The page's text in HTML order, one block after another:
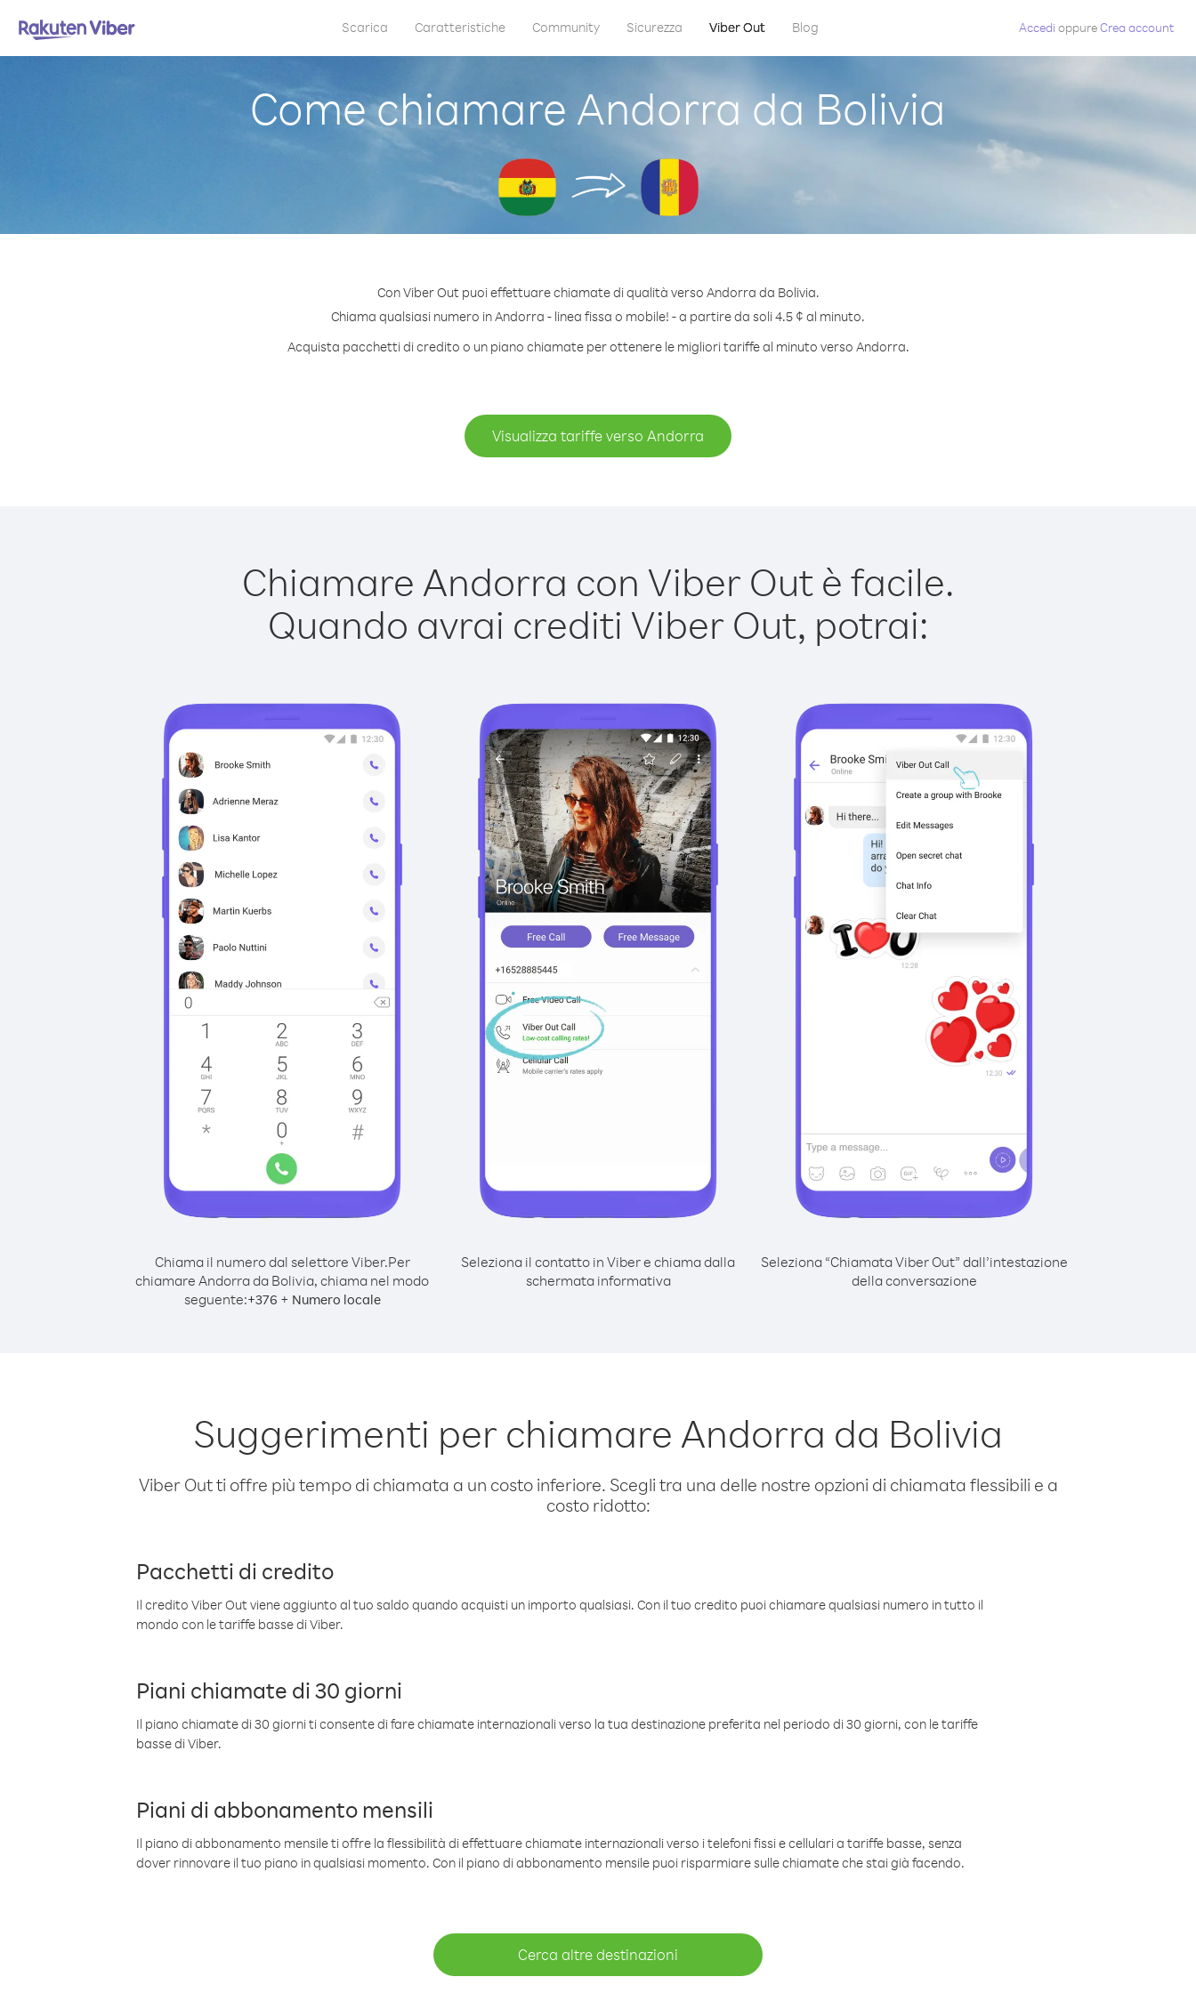
Scarica Caratteristiche Community Sicurezza Viber Out Blog Accedi oppureCrea account
Come chiamare Andorra da Bolivia
Con Viber Out puoi effettuare chiamate di qualità verso Andorra da Bolivia.
Chiama qualsiasi numero in Andorra - linea fissa o mobile! - a partire da soli 4.5 ¢ al minuto.
Acquista pacchetti di credito o un piano chiamate per ottenere le migliori tariffe al minuto verso Andorra.
Visualizza tariffe verso Andorra
Chiamare Andorra con Viber Out è facile.
Quando avrai crediti Viber Out, potrai:
Chiama il numero dal selettore Viber.Per
chiamare Andorra da Bolivia, chiama nel modo
seguente:+376 + Numero locale
Seleziona il contatto in Viber e chiama dalla
schermata informativa
Seleziona “Chiamata Viber Out” dall’intestazione
della conversazione
Suggerimenti per chiamare Andorra da Bolivia
Viber Out ti offre più tempo di chiamata a un costo inferiore. Scegli tra una delle nostre opzioni di chiamata flessibili e a
costo ridotto:
Pacchetti di credito
Il credito Viber Out viene aggiunto al tuo saldo quando acquisti un importo qualsiasi. Con il tuo credito puoi chiamare qualsiasi numero in tutto il
mondo con le tariffe basse di Viber.
Piani chiamate di 30 giorni
Il piano chiamate di 30 giorni ti consente di fare chiamate internazionali verso la tua destinazione preferita nel periodo di 30 giorni, con le tariffe
basse di Viber.
Piani di abbonamento mensili
Il piano di abbonamento mensile ti offre la flessibilità di effettuare chiamate internazionali verso i telefoni fissi e cellulari a tariffe basse, senza
dover rinnovare il tuo piano in qualsiasi momento. Con il piano di abbonamento mensile puoi risparmiare sulle chiamate che stai già facendo.
Cerca altre destinazioni